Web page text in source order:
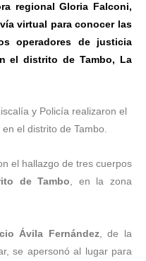
regional Gloria Falconi,
virtual para conocer las
operadores de justicia
el distrito de Tambo, La
y Policía realizaron el
el distrito de Tambo.
el hallazgo de tres cuerpos
de Tambo, en la zona
Ávila Fernández, de la
se apersonó al lugar para